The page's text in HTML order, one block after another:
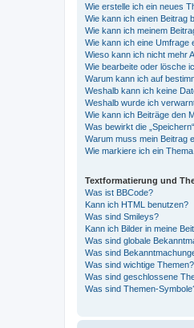
Wie erstelle ich ein neues
Wie kann ich einen Beitrag
Wie kann ich meinem
Wie kann ich eine Umfrage
Wieso kann ich nicht mehr
Wie bearbeite oder lösche
Warum kann ich auf
Weshalb kann ich keine
Weshalb wurde ich
Wie kann ich Beiträge den
Was bewirkt die
Warum muss mein Beitrag
Wie markiere ich ein
Textformatierung und
Was ist BBCode?
Kann ich HTML benutzen?
Was sind Smileys?
Kann ich Bilder in meine
Was sind globale
Was sind
Was sind wichtige Themen?
Was sind geschlossene
Was sind Themen-